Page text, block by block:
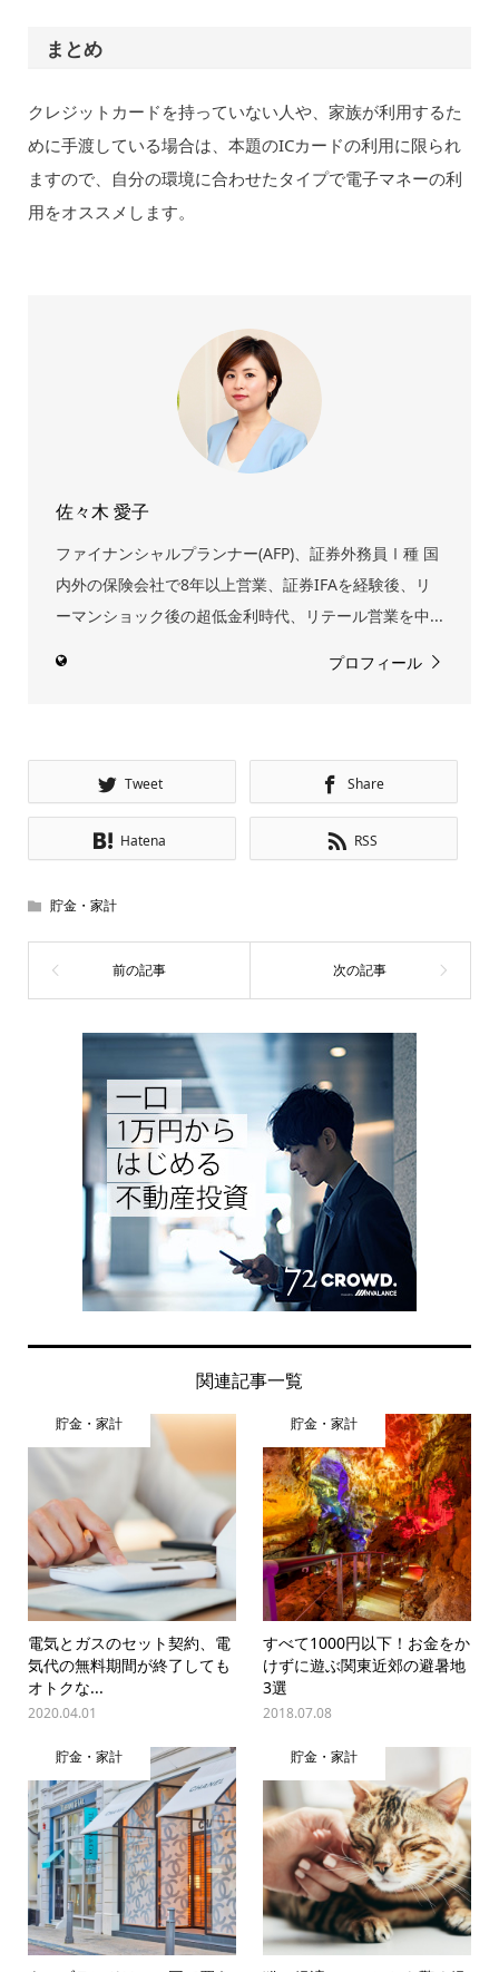
まとめ
クレジットカードを持っていない人や、家族が利用するた
めに手渡している場合は、本題のICカードの利用に限られ
ますので、自分の環境に合わせたタイプで電子マネーの利
用をオススメします。
佐々木 愛子
ファイナンシャルプランナー(AFP)、証券外務員Ⅰ種 国
内外の保険会社で8年以上営業、証券IFAを経験後、リ
ーマンショック後の超低金利時代、リテール営業を中...
プロフィール
Tweet Share
Hatena RSS
貯金・家計
関連記事一覧
貯金・家計
電気とガスのセット契約、電
気代の無料期間が終了しても
オトクな...
2020.04.01
貯金・家計
すべて1000円以下！お金をか
けずに遊ぶ関東近郊の避暑地
3選
2018.07.08
貯金・家計 貯金・家計